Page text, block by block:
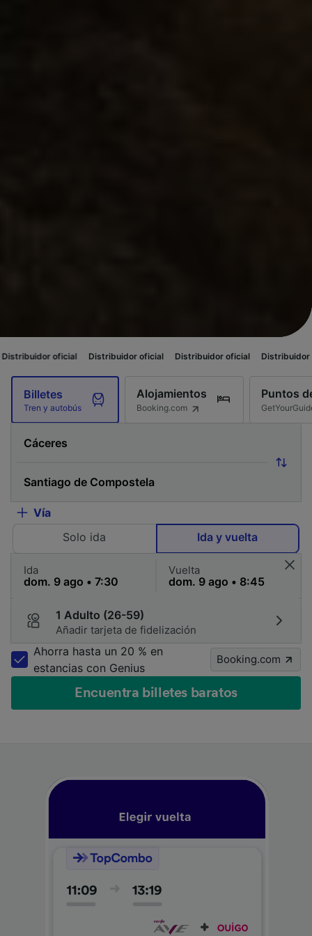
oficial Distribuidor oficial Distribuidor oficial Distribuidor oficial
Billetes
Tren y autobús
Alojamientos
Booking.com
Puntos
Vía
Solo ida
Ida y vuelta
Ida Vuelta
1 Adulto (26-59)
Añadir tarjeta de fidelización
Ahorra hasta un 20 % en
estancias con Genius
Booking.com
Encuentra billetes baratos